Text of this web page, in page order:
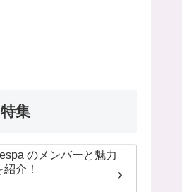
集
のメンバーと魅力
紹介！